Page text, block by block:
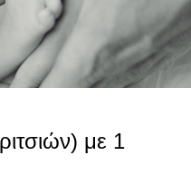
με 1